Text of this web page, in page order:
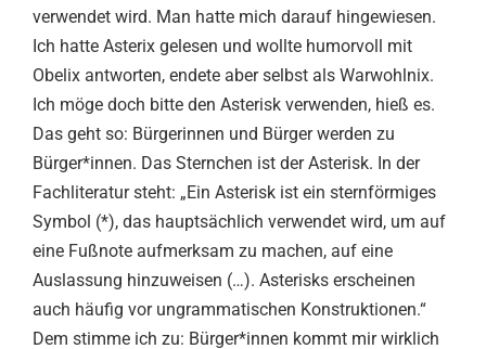
verwendet wird. Man hatte mich darauf hingewiesen.
Ich hatte Asterix gelesen und wollte humorvoll mit
Obelix antworten, endete aber selbst als Warwohlnix.
Ich möge doch bitte den Asterisk verwenden, hieß es.
Das geht so: Bürgerinnen und Bürger werden zu
Bürger*innen. Das Sternchen ist der Asterisk. In der
Fachliteratur steht: „Ein Asterisk ist ein sternförmiges
Symbol (*), das hauptsächlich verwendet wird, um auf
eine Fußnote aufmerksam zu machen, auf eine
Auslassung hinzuweisen (…). Asterisks erscheinen
auch häufig vor ungrammatischen Konstruktionen.“
Dem stimme ich zu: Bürger*innen kommt mir wirklich